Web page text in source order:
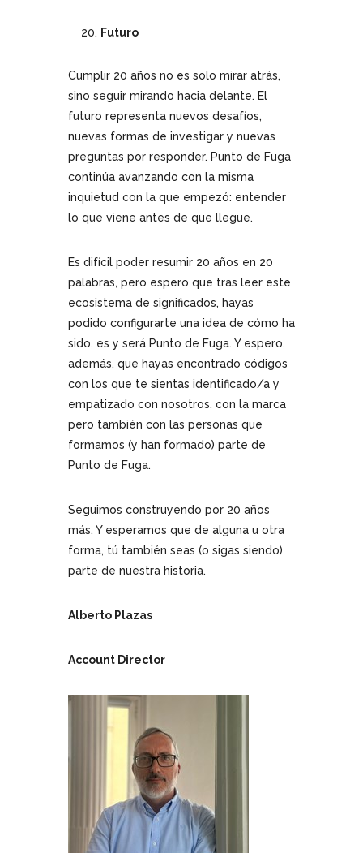
Futuro
Cumplir 20 años no es solo mirar atrás,
sino seguir mirando hacia delante. El
futuro representa nuevos desafíos,
nuevas formas de investigar y nuevas
preguntas por responder. Punto de Fuga
continúa avanzando con la misma
inquietud con la que empezó: entender
lo que viene antes de que llegue.
Es difícil poder resumir 20 años en 20
palabras, pero espero que tras leer este
ecosistema de significados, hayas
podido configurarte una idea de cómo ha
sido, es y será Punto de Fuga. Y espero,
además, que hayas encontrado códigos
con los que te sientas identificado/a y
empatizado con nosotros, con la marca
pero también con las personas que
formamos (y han formado) parte de
Punto de Fuga.
Seguimos construyendo por 20 años
más. Y esperamos que de alguna u otra
forma, tú también seas (o sigas siendo)
parte de nuestra historia.
Alberto Plazas
Account Director